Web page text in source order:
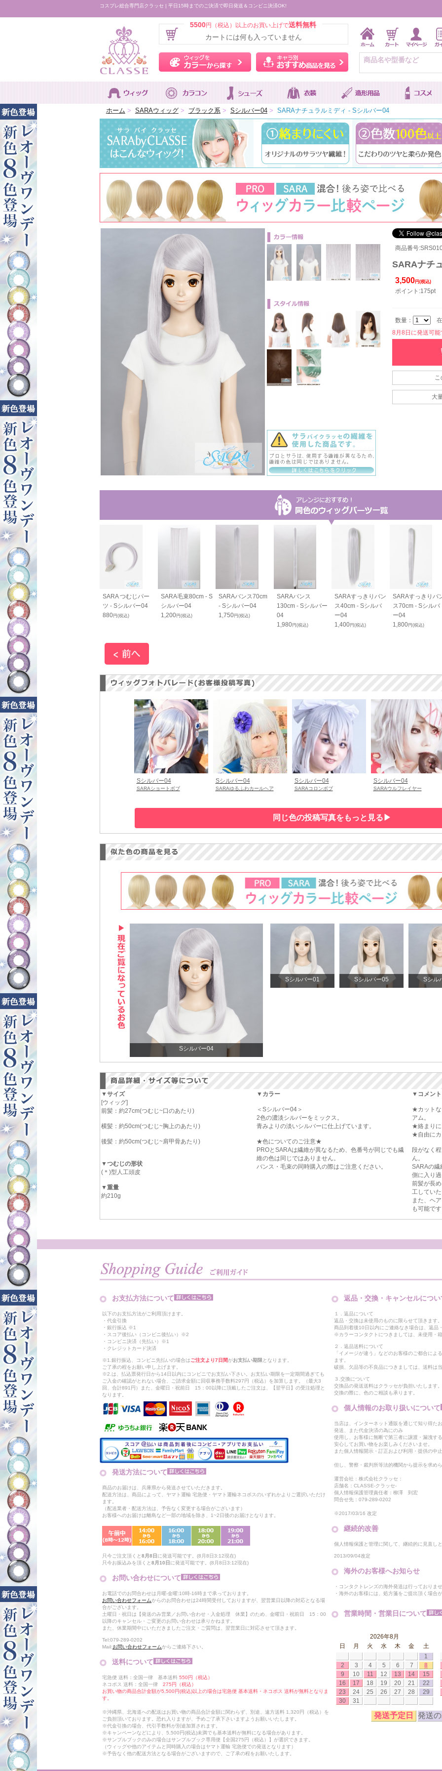
コスプレ総合専門店クラッセ | 平日15時までのご決済で即日発送＆コンビニ決済OK!
5500円（税込）以上のお買い上げで送料無料
カートには何も入っていません
ウィッグをカラーから探す キャラ別おすすめ商品を
ホーム > SARAウィッグ > ブラック系 > Sシルバー04 > SARAナチュラルミディ - Sシルバー04
商品番号
SARAナチ
3,500 円(税込)
ポイント:175pt
数量：
在
8月8日に発送可
大
すっきりバン
- Sシルバ
円(税込)
SARA つむじパー
ツ - Sシルバー04
880円(税込)
SARA毛束80cm - S
シルバー04
1,200円(税込)
SARAバンス70cm
- Sシルバー04
1,750円(税込)
SARAバンス
130cm - Sシルバー
04
1,980円(税込)
SARAすっきりバン
ス40cm - Sシルバ
ー04
1,400円(税込)
SARAすっきりバ
ス70cm - Sシルバ
ー04
1,800円(税込)
Sシルバー04
SARAショートボブ
Sシルバー04
SARAゆるふわカールヘア
Sシルバー04
SARAコロンボブ
Sシルバー04
SARAウルフレイヤー
Sシルバー04
Sシルバー01 Sシルバー05 Sシル
▼サイズ
[ウィッグ]
前髪：約27cm(つむじ~口のあたり)
横髪：約50cm(つむじ~胸上のあたり)
後髪：約50cm(つむじ~肩甲骨あたり)
▼つむじの形状
(＊)型人工頭皮
▼重量
約210g
▼カラー
＜Sシルバー04＞
2色の濃淡シルバーをミックス。
青みよりの淡いシルバーに仕上げています。
★色についてのご注意★
PROとSARAは繊維が異なるため、色番号が同じでも繊
維の色は同じではありません。
バンス・毛束の同時購入の際はご注意ください。
▼コメント
★カットな
アム。
★絡まりに
★自由にカ
段がなく
ん。
SARAの繊
側に入り
前髪が長
工してい
また、ヘ
も可能で
お支払方法について
以下のお支払方法がご利用頂けます。
・代金引換
・銀行振込 ※1
・スコア後払い（コンビニ後払い）※2
・コンビニ決済（先払い）※1
・クレジットカード決済
※1.銀行振込、コンビニ先払いの場合はご注文より7日間がお支払い期限 となります。
ご了承の程をお願い申し上げます。
※2.は、払込票発行日から14日以内にコンビニでお支払い下さい。お支払い期限を一定期間過ぎても
ご入金の確認がとれない場合、ご請求金額に回収事務手数料297円（税込）を加算します。（最大3
回、合計891円）また、金曜日・祝前日 15：00以降に頂戴したご注文は、【翌平日】の受注処理と
なります。
発送方法について
商品のお届けは、兵庫県から発送させていただきます。
配送方法は、商品によって、ヤマト運輸 宅急便・ヤマト運輸ネコポスのいずれかよりご選択いただけ
ます。
（配送業者・配送方法は、予告なく変更する場合がございます）
お客様へのお届けは離島など一部の地域を除き、1~2日後のお届けとなります。
只今ご注文頂くと8月8日 に発送可能です。(8月8日3:12現在)
只今お振込みを頂くと8月10日 に発送可能です。(8月8日3:12現在)
お問い合わせについて
お電話でのお問合わせは月曜-金曜:10時-16時まで承っております。
お問い合わせフォームからのお問合わせは24時間受付しておりますが、翌営業日以降の対応となる場
合がございます。
土曜日・祝日は【発送のみ営業／お問い合わせ・入金処理 休業】のため、金曜日・祝前日 15：00
以降のキャンセル・ご変更のお問い合わせは承りかねます。
また、休業期間中にいただきましたご注文・ご質問は、翌営業日に対応させて頂きます。
Tel:079-289-0202
Mail:お問い合わせフォームからご連絡下さい。
送料について
宅急便 送料：全国一律 基本送料 550円（税込）
ネコポス 送料：全国一律 275円（税込）
お買い物の商品合計金額が5,500円(税込)以上の場合は宅急便 基本送料・ネコポス 送料が無料となりま
す。
※沖縄県、北海道への配送はお買い物の商品合計金額に関わらず、別途、遠方送料 1,320円（税込）を
ご負担頂いております。恐れ入りますが、予めご了承下さいますようお願いいたします。
※代金引換の場合、代引手数料が別途加算されます。
※キャンペーンなどにより、5,500円(税込)未満でも基本送料が無料になる場合があります。
※サンプルブックのみの場合はサンプルブック専用便【全国275円（税込）】が選択できます。
（ウィッグや他のアイテムと同時購入の場合はヤマト運輸 宅急便での発送となります）
※予告なく他の配送方法となる場合がございますので、ご了承の程をお願いたします。
返品・交換・キャンセルについ
１．返品について
返品・交換は未使用のものに限らせて頂きます。
商品到着後10日以内にご連絡なき場合は、返品
※カラーコンタクトにつきましては、未使用・
２．返品送料について
「イメージが違う」などのお客様のご都合に
ます。
破損、欠品等の不良品につきましては、送料は
３.交換について
交換品の発送送料はクラッセが負担いたします
交換の際に、色のご相談も承ります。
個人情報のお取り扱いについて
当店は、インターネット通販を通じて知り得た
発送、また代金決済の為にのみ
使用し、お客様に無断で第三者に譲渡・漏洩す
安心してお買い物をお楽しみくださいませ。
また個人情報開示・訂正および利用・提供の中
但し、警察・裁判所等法的機関から提示を求め
運営会社：株式会社クラッセ：
店舗名：CLASSE-クラッセ-
個人情報保護管理責任者：柳澤 到宏
問合せ先：079-289-0202
※2017/03/16 改定
継続的改善
個人情報保護と管理に関して、継続的に見直し
2013/09/04改定
海外のお客様へお知らせ
・コンタクトレンズの海外発送は行っておりま
・海外のお客様には、処方箋をご提出頂く場合
営業時間・営業日について
2026年8月
日
月 火 水 木 金
土
1
2
3 4 5 6 7
8
9
10 11 12 13 14
15
16
17 18 19 20 21
22
23
24 25 26 27 28
29
30
31
発送予定日 発送